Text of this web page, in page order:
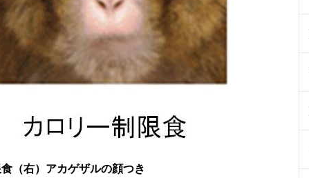
（右）アカゲザルの顔つき